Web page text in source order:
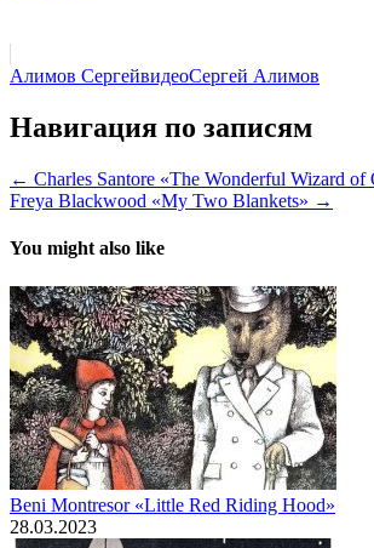
Алимов СергейвидеоСергей Алимов
Навигация по записям
← Charles Santore «The Wonderful Wizard of
Freya Blackwood «My Two Blankets» →
You might also like
Beni Montresor «Little Red Riding Hood»
28.03.2023